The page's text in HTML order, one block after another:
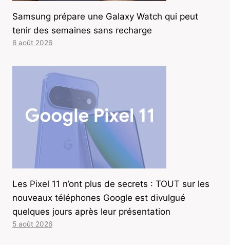
Samsung prépare une Galaxy Watch qui peut
tenir des semaines sans recharge
6 août 2026
Les Pixel 11 n’ont plus de secrets : TOUT sur les
nouveaux téléphones Google est divulgué
quelques jours après leur présentation
5 août 2026